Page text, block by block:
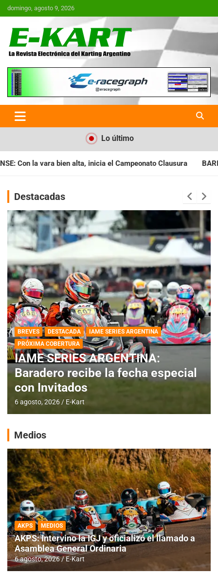
Saltar
al
domingo, agosto 9, 2026
E-Kart.com.ar | La Revista
Electrónica del Karting en
Argentina
Lo último
el Campeonato Clausura BARILOCHENSE: Preparan una
Destacadas
BREVES DESTACADA
IAME SERIES ARGENTINA
PRÓXIMA COBERTURA
IAME SERIES ARGENTINA:
Baradero recibe la fecha especial
con Invitados
6 agosto, 2026 E-Kart
Medios
AKPS MEDIOS
AKPS: Intervino la IGJ y oficializó el llamado a
Asamblea General Ordinaria
6 agosto, 2026 E-Kart